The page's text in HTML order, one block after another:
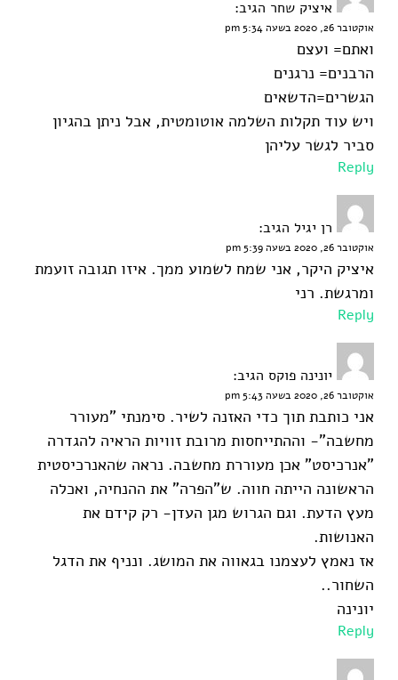
איציק שחר הגיב:
אוקטובר 26, 2020 בשעה 5:34 pm
ואתם= ועצם
הרבנים= נרגנים
הגשרים=הדשאים
ויש עוד תקלות השלמה אוטומטית, אבל ניתן בהגיון
סביר לגשר עליהן
Reply
רן יגיל הגיב:
אוקטובר 26, 2020 בשעה 5:39 pm
איציק היקר, אני שמח לשמוע ממך. איזו תגובה זועמת
ומרגשת. רני
Reply
יונינה פוקס הגיב:
אוקטובר 26, 2020 בשעה 5:43 pm
אני כותבת תוך כדי האזנה לשיר. סימנתי "מעורר
מחשבה"- וההתייחסות מרובת זוויות הראיה להגדרה
"אנרכיסט" אכן מעוררת מחשבה. נראה שהאנרכיסטית
הראשונה הייתה חווה. ש"הפרה" את ההנחיה, ואכלה
מעץ הדעת. וגם הגרוש מגן העדן- רק קידם את
האנושות.
אז נאמץ לעצמנו בגאווה את המושג. ונניף את הדגל
השחור..
יונינה
Reply